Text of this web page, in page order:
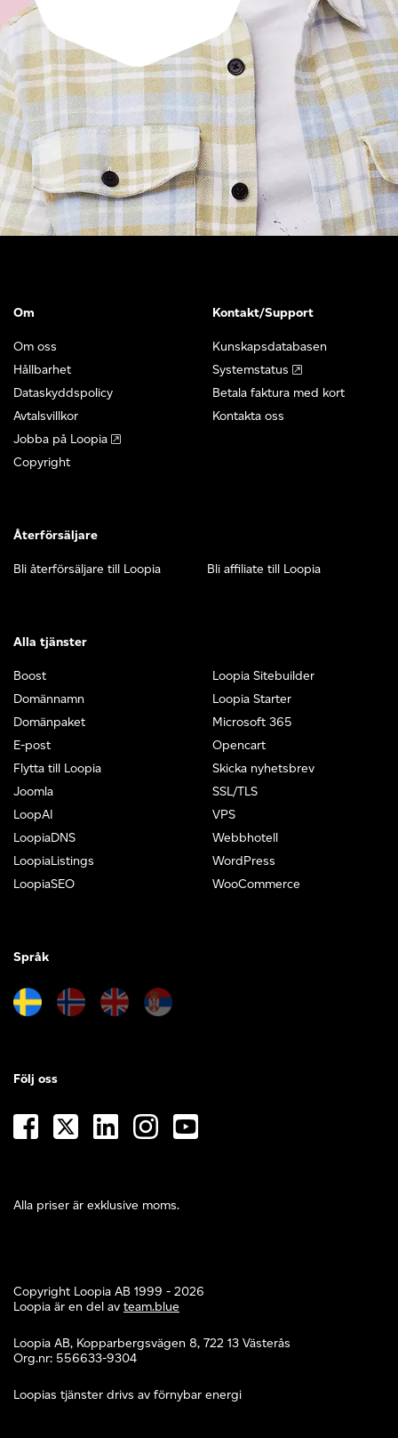
Om
Om oss
Hållbarhet
Dataskyddspolicy
Avtalsvillkor
Jobba på Loopia
Copyright
Kontakt/Support
Kunskapsdatabasen
Systemstatus
Betala faktura med kort
Kontakta oss
Återförsäljare
Bli återförsäljare till Loopia Bli affiliate till Loopia
Alla tjänster
Boost
Domännamn
Domänpaket
E-post
Flytta till Loopia
Joomla
LoopAI
LoopiaDNS
LoopiaListings
LoopiaSEO
Loopia Sitebuilder
Loopia Starter
Microsoft 365
Opencart
Skicka nyhetsbrev
SSL/TLS
VPS
Webbhotell
WordPress
WooCommerce
Språk
Alla priser är exklusive moms.
Följ oss
Copyright Loopia AB 1999 - 2026
Loopia är en del av team.blue
Loopia AB, Kopparbergsvägen 8, 722 13 Västerås
Org.nr: 556633-9304
Loopias tjänster drivs av förnybar energi